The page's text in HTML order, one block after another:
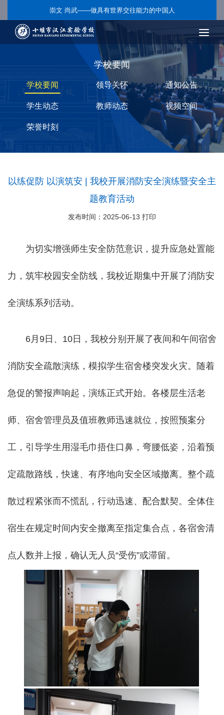
崇文 尚武——做具有世界交往能力的中国人
学校要闻
学校要闻 领导关怀 通知公告
学生动态 教师动态 视频空间
荣誉时刻
以练促防 以演筑安 | 我校开展消防安全演练暨安全主
题教育活动
发布时间：2025-06-13 打印
为切实增强师生安全防范意识，提升应急处置能
力，筑牢校园安全防线，我校近期集中开展了消防安
全演练系列活动。
6月9日、10日，我校分别开展了夜间和午间宿舍
消防安全疏散演练，模拟学生宿舍楼突发火灾。随着
急促的警报声响起，演练正式开始。各楼层生活老
师、宿舍管理员及值班教师迅速就位，按照预案分
工，引导学生用湿毛巾捂住口鼻，弯腰低姿，沿着预
定疏散路线，快速、有序地向安全区域撤离。整个疏
散过程紧张而不慌乱，行动迅速、配合默契。全体住
宿生在规定时间内安全撤离至指定集合点，各宿舍清
点人数并上报，确认无人员“受伤”或滞留。